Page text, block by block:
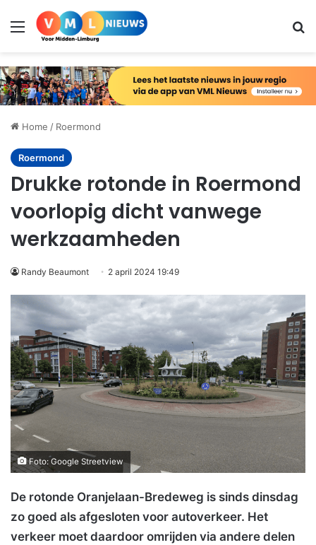
Menu
Home / Roermond
Roermond
Drukke rotonde in Roermond
voorlopig dicht vanwege
werkzaamheden
Randy Beaumont 2 april 2024 19:49
Foto: Google Streetview
De rotonde Oranjelaan-Bredeweg is sinds dinsdag
zo goed als afgesloten voor autoverkeer. Het
verkeer moet daardoor omrijden via andere delen